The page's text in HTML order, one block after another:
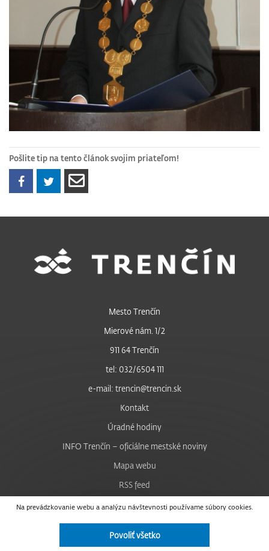
Pošlite tip na tento článok svojim priateľom!
Na prevádzkovanie webu a analýzu návštevnosti používame súbory cookies.
Povoliť všetko
Mesto Trenčín
Mierové nám. 1/2
911 64 Trenčín
tel: 032/6504 111
e-mail: trencin@trencin.sk
Kontakt
Úradné hodiny
INFO Trenčín – oficiálne mestské noviny
Mapa webu
RSS feed
Nastavenie cookies
Facebook